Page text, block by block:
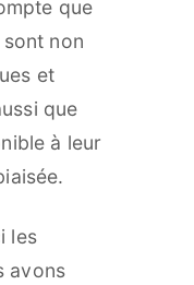
que
non
et
que
à leur
les
avons